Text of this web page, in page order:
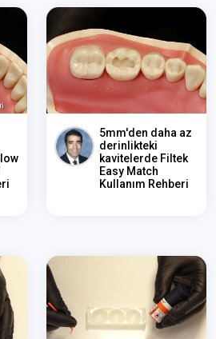
5mm'den daha az
derinlikteki
kavitelerde Filtek
Easy Match
Kullanım Rehberi